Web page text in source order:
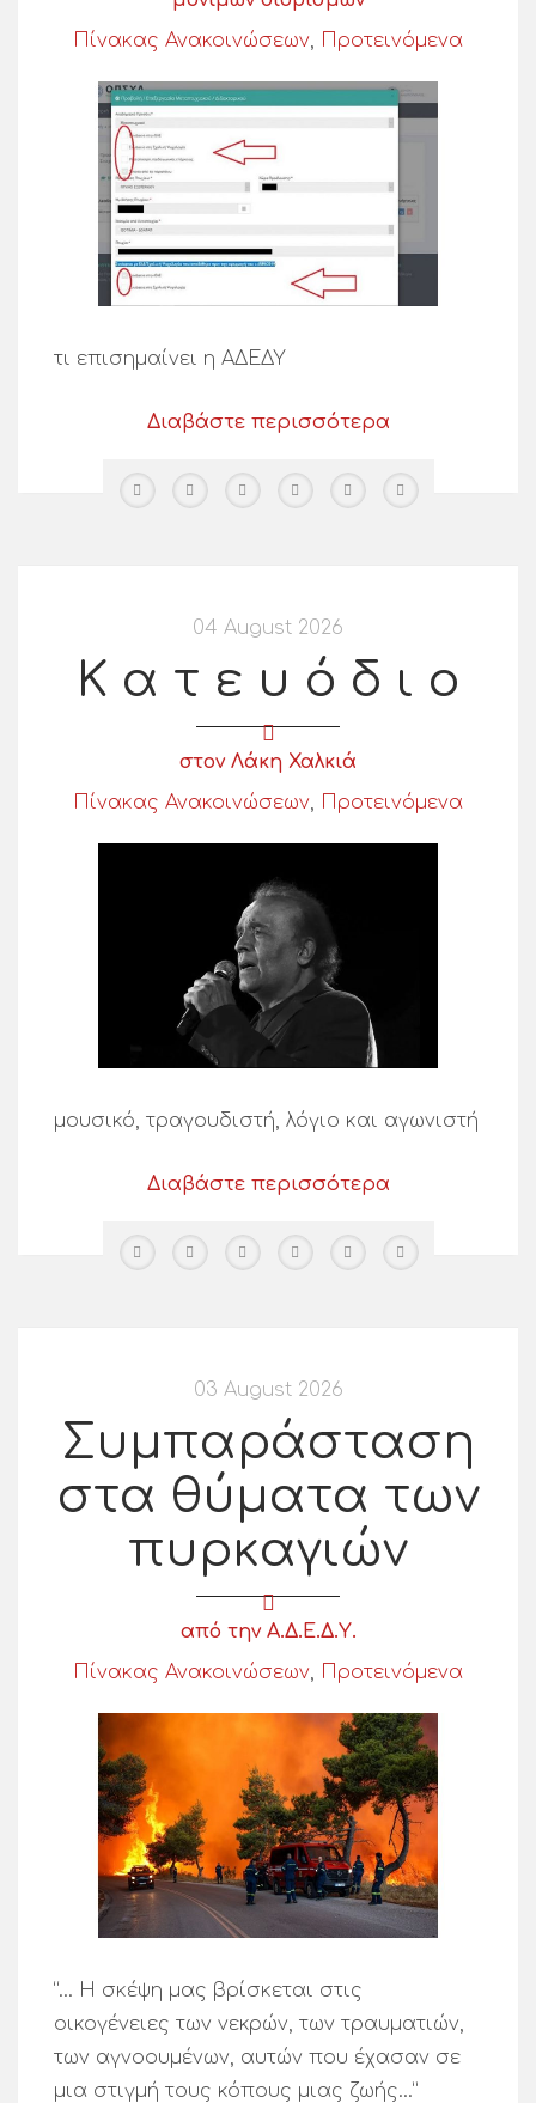
Πίνακας Ανακοινώσεων, Προτεινόμενα
τι επισημαίνει η ΑΔΕΔΥ
Διαβάστε περισσότερα
04 August 2026
Κ α τ ε υ ό δ ι ο
στον Λάκη Χαλκιά
Πίνακας Ανακοινώσεων
Προτεινόμενα
μουσικό, τραγουδιστή, λόγιο και αγωνιστή
Διαβάστε περισσότερα
03 August 2026
Συμπαράσταση
στα θύματα των
πυρκαγιών
από την Α.Δ.Ε.Δ.Υ.
Πίνακας Ανακοινώσεων
Προτεινόμενα
“… Η σκέψη μας βρίσκεται στις
οικογένειες των νεκρών, των τραυματιών,
των αγνοουμένων, αυτών που έχασαν σε
μια στιγμή τους κόπους μιας ζωής…”